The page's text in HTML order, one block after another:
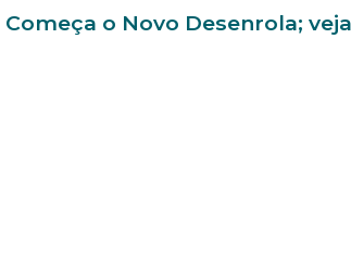
Começa o Novo Desenrola;